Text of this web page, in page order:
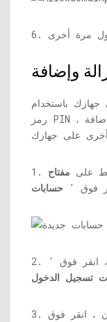
باستخدام
رمز PIN ، فاتبع هذه الخطوات لإزالة وإضافة PIN مرة
على
فوق ' حسابات
، انقر فوق '
تسجيل الدخول